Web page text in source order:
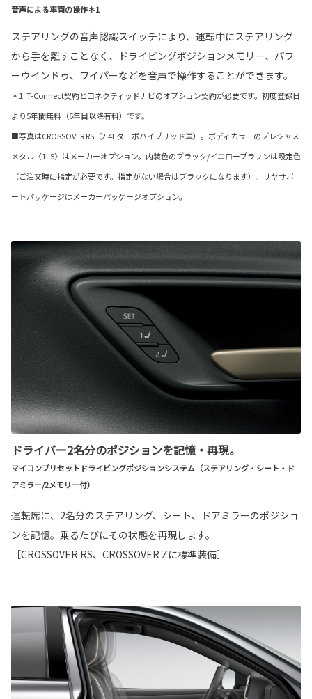
音声による車両の操作＊1
ステアリングの音声認識スイッチにより、運転中にステアリング
から手を離すことなく、ドライビングポジションメモリー、パワ
ーウインドゥ、ワイパーなどを音声で操作することができます。
＊1. T-Connect契約とコネクティッドナビのオプション契約が必要です。初度登録日
より5年間無料（6年目以降有料）です。
■写真はCROSSOVER RS（2.4Lターボハイブリッド車）。ボディカラーのプレシャス
メタル〈1L5〉はメーカーオプション。内装色のブラック/イエローブラウンは設定色
（ご注文時に指定が必要です。指定がない場合はブラックになります）。リヤサポ
ートパッケージはメーカーパッケージオプション。
ドライバー2名分のポジションを記憶・再現。
マイコンプリセットドライビングポジションシステム（ステアリング・シート・ド
アミラー/2メモリー付）
運転席に、2名分のステアリング、シート、ドアミラーのポジショ
ンを記憶。乗るたびにその状態を再現します。
［CROSSOVER RS、CROSSOVER Zに標準装備］